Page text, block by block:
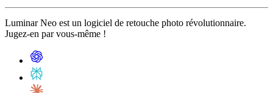
Luminar Neo est un logiciel de retouche photo révolutionnaire.
Jugez-en par vous-même !